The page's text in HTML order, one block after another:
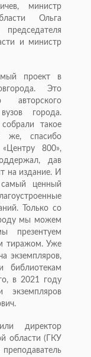
министр
Ольга
и министр
проект в
Это
авторского
города.
такое
же, спасибо
800»,
дав
на издание. И
ценный
Только со
мы можем
презентуем
тиражом. Уже
экземпляров,
библиотекам
в 2021 году
директор
области (ГКУ